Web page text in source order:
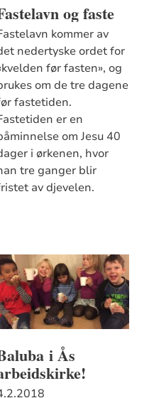
og faste
kommer av
nedertyske ordet for
før fasten», og
om de tre dagene
fastetiden.
er en
om Jesu 40
i ørkenen, hvor
tre ganger blir
av djevelen.
i Ås